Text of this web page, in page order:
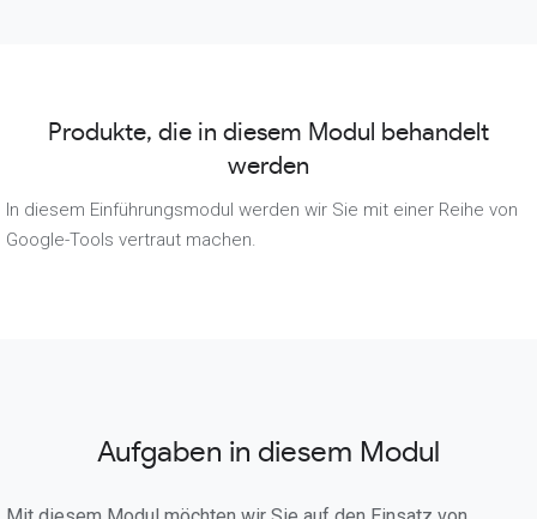
Produkte, die in diesem Modul behandelt
werden
In diesem Einführungsmodul werden wir Sie mit einer Reihe von
Google-Tools vertraut machen.
Aufgaben in diesem Modul